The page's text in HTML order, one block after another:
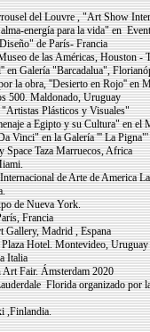
del Louvre , "Art Show
energía para la vida" en
de París- Francia
de las Américas, Houston -
en Galería "Barcadalua",
la obra, ''Desierto en Rojo'' en
500. Maldonado, Uruguay
Plásticos y Visuales"
a Egipto y su Cultura" en el
Vinci" en la Galería ''' La
Space Taza Marruecos, Africa
de Arte de America
de Nueva York.
Francia
Madrid , Espana
Hotel. Montevideo, Uruguay
Italia
Fair. Ámsterdam 2020
Florida organizado
,Finlandia.